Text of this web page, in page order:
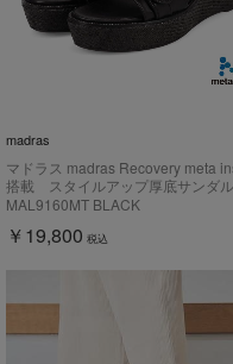
madras
マドラス madras Recovery meta
搭載 スタイルアップ厚底サンダ
MAL9160MT
MAL9160MT BLACK
￥19,800 税込